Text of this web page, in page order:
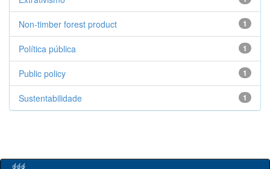
1
Non-timber forest product
1
Política pública
1
Public policy
1
Sustentabilidade